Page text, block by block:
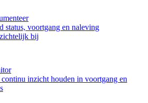
status, voortgang en naleving
bij
inzicht houden in voortgang en